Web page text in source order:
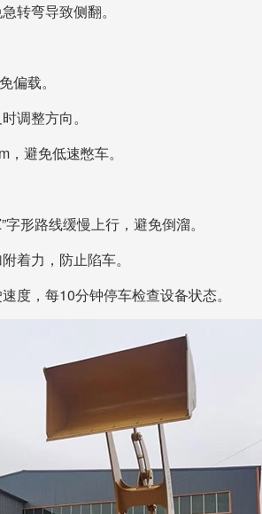
转弯导致侧翻。
偏载。
调整方向。
避免低速憋车。
形路线缓慢上行，避免倒溜。
着力，防止陷车。
度，每10分钟停车检查设备状态。